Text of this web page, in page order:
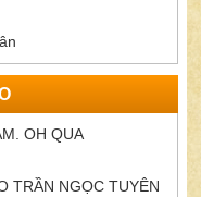
OH QUA
TRẦN NGỌC TUYÊN